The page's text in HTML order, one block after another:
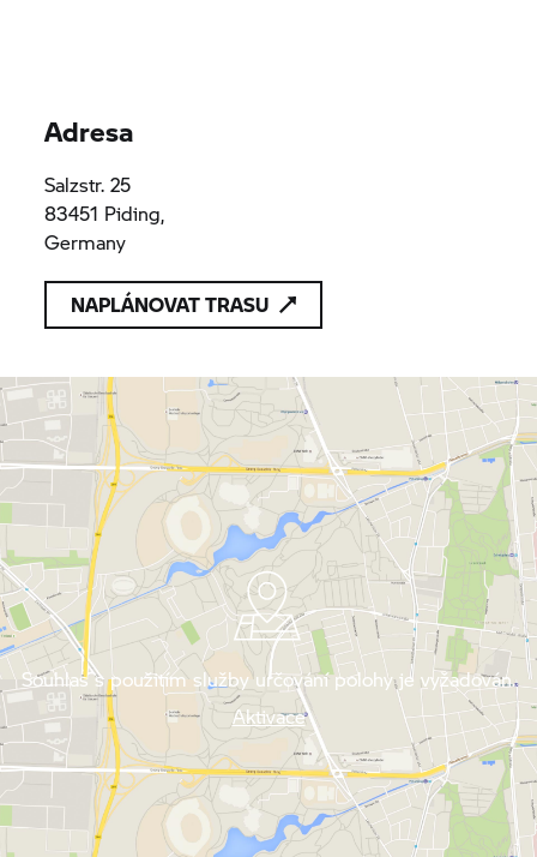
Adresa
Salzstr. 25
83451 Piding,
Germany
NAPLÁNOVAT TRASU
Souhlas s použitím služby určování polohy je vyžadován.
Aktivace